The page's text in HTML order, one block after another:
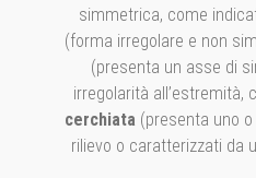
simmetrica, come
(forma irregolare e non
(presenta un asse di
irregolarità all’estremità,
cerchiata (presenta uno
rilievo o caratterizzati da